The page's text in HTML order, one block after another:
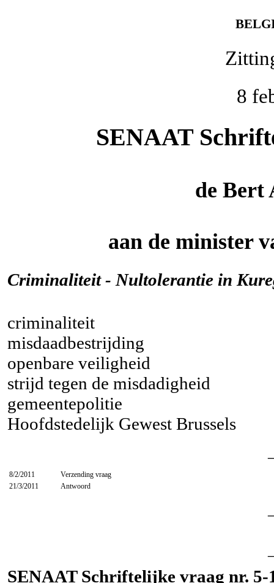
8
SENAAT
de Bert
aan de minister
Criminaliteit - Nultolerantie in
criminaliteit
misdaadbestrijding
openbare veiligheid
strijd tegen de misdadigheid
gemeentepolitie
Hoofdstedelijk Gewest Brussels
8/2/2011
Verzending vraag
21/3/2011
Antwoord
SENAAT Schriftelijke vraag nr. 5-